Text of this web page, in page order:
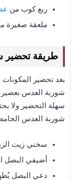
ربع كوب من
ملعقة صغيرة
طريقة تحضير
بعد تحضير
شوربة العدس بعصير
سهلة التحضير ولا
شوربة العدس
سخني زيت
أضيفي البصل
دعي البصل